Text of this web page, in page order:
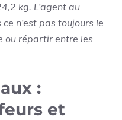
kg. L’agent au
n’est pas toujours le
ou répartir entre les
:
et